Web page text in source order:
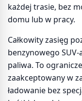
każdej trasie, bez
domu lub w pracy.
Całkowity zasięg
benzynowego
paliwa. To
zaakceptowany w
ładowanie bez